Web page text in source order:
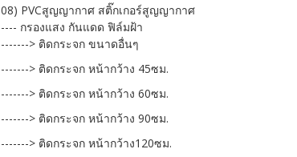
08) PVCสูญญากาศ สติ๊กเกอร์สูญญากาศ
---- กรองแสง กันแดด ฟิล์มฝ้า
-------> ติดกระจก ขนาดอื่นๆ
-------> ติดกระจก หน้ากว้าง 45ซม.
-------> ติดกระจก หน้ากว้าง 60ซม.
-------> ติดกระจก หน้ากว้าง 90ซม.
-------> ติดกระจก หน้ากว้าง120ซม.